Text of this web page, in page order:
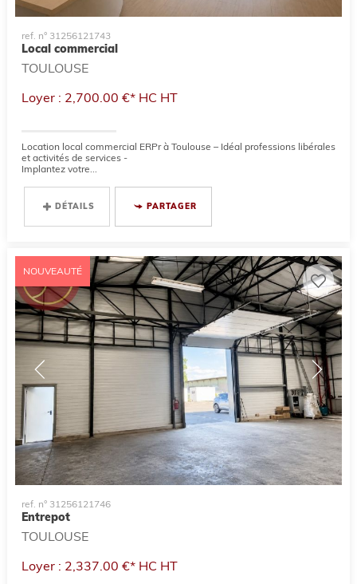
ref. n° 31256121743
Local commercial
TOULOUSE
Loyer : 2,700.00 €* HC HT
Location local commercial ERPr à Toulouse – Idéal professions libérales
et activités de services -
Implantez votre...
DÉTAILS PARTAGER
NOUVEAUTÉ
ref. n° 31256121746
Entrepot
TOULOUSE
Loyer : 2,337.00 €* HC HT